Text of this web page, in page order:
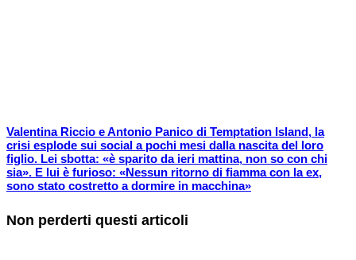
Valentina Riccio e Antonio Panico di Temptation Island, la
crisi esplode sui social a pochi mesi dalla nascita del loro
figlio. Lei sbotta: «è sparito da ieri mattina, non so con chi
sia». E lui è furioso: «Nessun ritorno di fiamma con la ex,
sono stato costretto a dormire in macchina»
Non perderti questi articoli